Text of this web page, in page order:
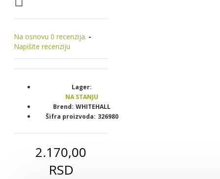
Na osnovu 0 recenzija. -
Napišite recenziju
2.170,00
RSD
Lager:
NA STANJU
Brend: WHITEHALL
Šifra proizvoda: 326980